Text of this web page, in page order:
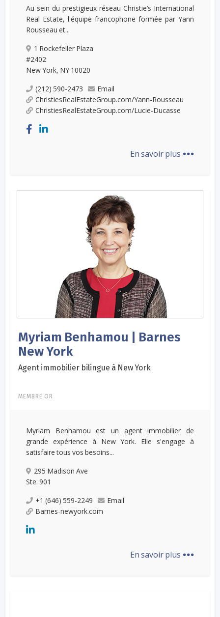
Au sein du prestigieux réseau Christie’s International
Real Estate, l'équipe francophone formée par Yann
Rousseau et...
1 Rockefeller Plaza
#2402
New York, NY 10020
(212) 590-2473
Email
ChristiesRealEstateGroup.com/Yann-Rousseau
ChristiesRealEstateGroup.com/Lucie-Ducasse
En savoir plus ...
Myriam Benhamou | Barnes
New York
Agent immobilier bilingue à New York
MEMBRE OR
Myriam Benhamou est un agent immobilier de
grande expérience à New York. Elle s'engage à
satisfaire tous vos besoins...
295 Madison Ave
Ste. 901
+1 (646) 559-2249
Email
Barnes-newyork.com
En savoir plus ...